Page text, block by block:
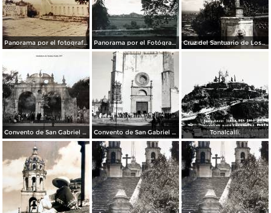
Panorama por el fotografo Hugo Brehme. Panorama por el Fotógrafo Hugo Brehme. Cruz del Santuario de Los Remedios.
Convento de San Gabriel Alrededores de Cholula, Puebla 1947 Convento de San Gabriel Alrededores de Cholula, Puebla 1947 Tonalcalli.